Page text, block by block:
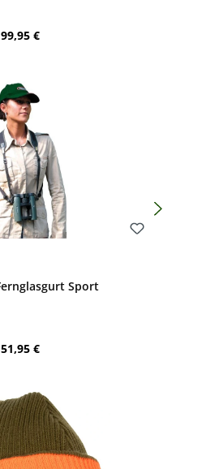
Regulärer Preis:
99,95 €
Sport
Regulärer Preis:
51,95 €